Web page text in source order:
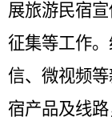
展旅游民宿
征集等工作
信、微视频
宿产品及线